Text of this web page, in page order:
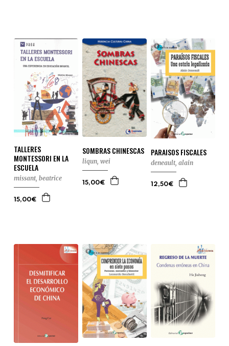
TALLERES
MONTESSORI EN LA
ESCUELA
missant, beatrice
15,00€
SOMBRAS CHINESCAS
liqun, wei
15,00€
PARAISOS FISCALES
deneault, alain
12,50€